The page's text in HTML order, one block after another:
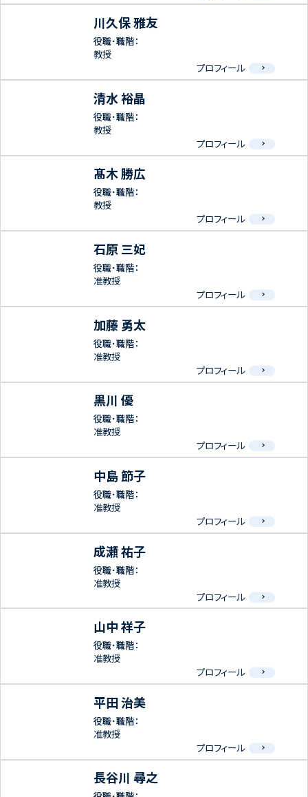
川久保 雅友
役職･職階：
教授
プロフィール
清水 裕晶
役職･職階：
教授
プロフィール
髙木 勝広
役職･職階：
教授
プロフィール
石原 三妃
役職･職階：
准教授
プロフィール
加藤 勇太
役職･職階：
准教授
プロフィール
黒川 優
役職･職階：
准教授
プロフィール
中島 節子
役職･職階：
准教授
プロフィール
成瀬 祐子
役職･職階：
准教授
プロフィール
山中 祥子
役職･職階：
准教授
プロフィール
平田 治美
役職･職階：
准教授
プロフィール
長谷川 尋之